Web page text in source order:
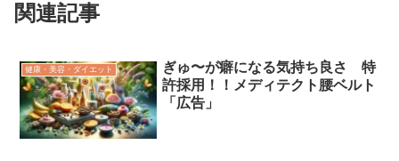
関連記事
健康・美容・ダイエット
ぎゅ〜が癖になる気持ち良さ 特
許採用！！メディテクト腰ベルト
「広告」